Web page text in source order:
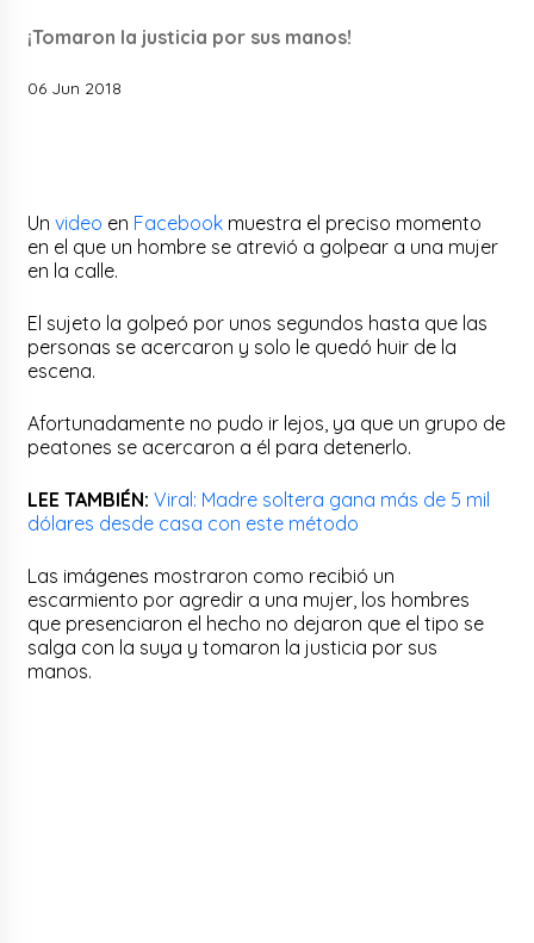
¡Tomaron la justicia por sus manos!
06 Jun 2018
Unvideo en Facebook muestra el preciso momento
en el que un hombre se atrevió a golpear a una mujer
en la calle.
El sujeto la golpeó por unos segundos hasta que las
personas se acercaron y solo le quedó huir de la
escena.
Afortunadamente no pudo ir lejos, ya que un grupo de
peatones se acercaron a él para detenerlo.
LEE TAMBIÉN: Viral: Madre soltera gana más de 5 mil
dólares desde casa con este método
Las imágenes mostraron como recibió un
escarmiento por agredir a una mujer, los hombres
que presenciaron el hecho no dejaron que el tipo se
salga con la suya y tomaron la justicia por sus
manos.